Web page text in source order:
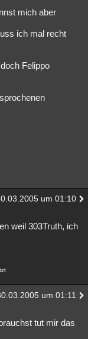
mich aber
ich mal recht
Felippo
um 01:10
weil 303Truth, ich
um 01:11
tut mir das